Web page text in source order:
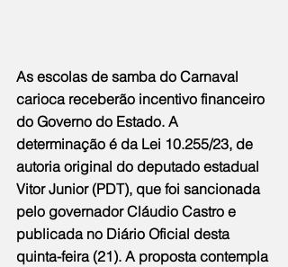
As escolas de samba do Carnaval
carioca receberão incentivo financeiro
do Governo do Estado. A
determinação é da Lei 10.255/23, de
autoria original do deputado estadual
Vitor Junior (PDT), que foi sancionada
pelo governador Cláudio Castro e
publicada no Diário Oficial desta
quinta-feira (21). A proposta contempla